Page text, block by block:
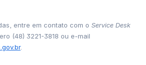
entre em contato com o Service Desk
.